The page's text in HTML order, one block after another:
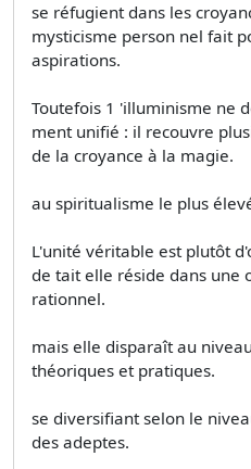
se réfugient dans les
mysticisme person­ nel fait
aspirations.
Toutefois 1 'illuminisme ne
ment unifié : il recouvre
de la croyance à la magie.
au spiritualisme le plus
L'unité véritable est plutôt
de tait elle réside dans une
rationnel.
mais elle disparaît au
théoriques et pratiques.
se diversifiant selon le
des adeptes.